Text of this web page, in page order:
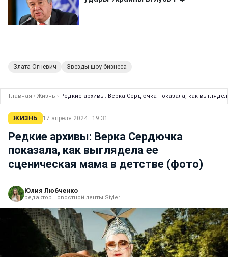
Злата Огневич Звезды шоу-бизнеса
Главная › Жизнь › Редкие архивы: Верка Сердючка показала, как
ЖИЗНЬ 17 апреля 2024 · 19:31
Редкие архивы: Верка Сердючка
показала, как выглядела ее
сценическая мама в детстве (фото)
Юлия Любченко
редактор новостной ленты Styler